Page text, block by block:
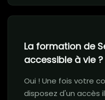
La formation de
accessible à vie ?
Oui ! Une fois votre
disposez d'un accès